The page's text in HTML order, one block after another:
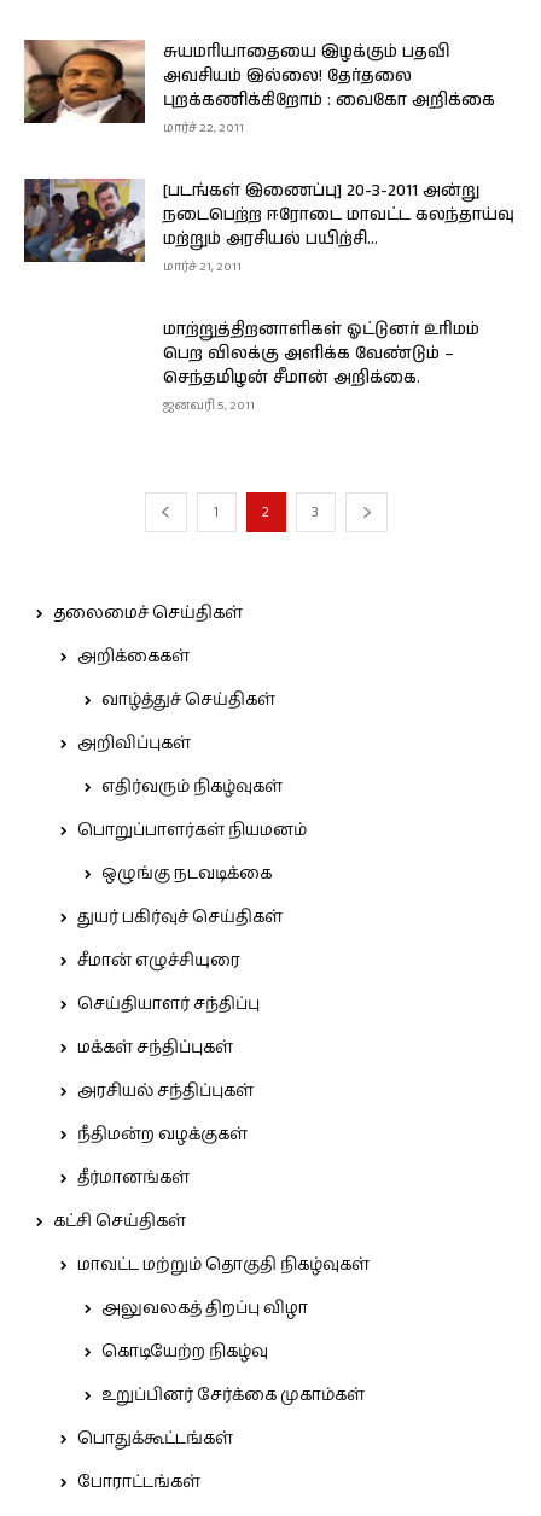
சுயமரியாதையை இழக்கும் பதவி
அவசியம் இல்லை! தேர்தலை
புறக்கணிக்கிறோம் : வைகோ அறிக்கை
மார்ச் 22, 2011
[படங்கள் இணைப்பு] 20-3-2011 அன்று
நடைபெற்ற ஈரோடை மாவட்ட கலந்தாய்வு
மற்றும் அரசியல் பயிற்சி...
மார்ச் 21, 2011
மாற்றுத்திறனாளிகள் ஓட்டுனர் உரிமம்
பெற விலக்கு அளிக்க வேண்டும் –
செந்தமிழன் சீமான் அறிக்கை.
ஜனவரி 5, 2011
1 2 3
தலைமைச் செய்திகள்
அறிக்கைகள்
வாழ்த்துச் செய்திகள்
அறிவிப்புகள்
எதிர்வரும் நிகழ்வுகள்
பொறுப்பாளர்கள் நியமனம்
ஒழுங்கு நடவடிக்கை
துயர் பகிர்வுச் செய்திகள்
சீமான் எழுச்சியுரை
செய்தியாளர் சந்திப்பு
மக்கள் சந்திப்புகள்
அரசியல் சந்திப்புகள்
நீதிமன்ற வழக்குகள்
தீர்மானங்கள்
கட்சி செய்திகள்
மாவட்ட மற்றும் தொகுதி நிகழ்வுகள்
அலுவலகத் திறப்பு விழா
கொடியேற்ற நிகழ்வு
உறுப்பினர் சேர்க்கை முகாம்கள்
பொதுக்கூட்டங்கள்
போராட்டங்கள்